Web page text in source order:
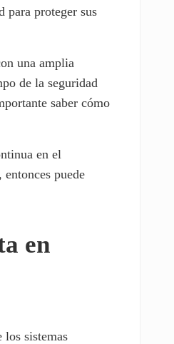
para proteger sus
una amplia
de la seguridad
saber cómo
en el
puede
en
sistemas